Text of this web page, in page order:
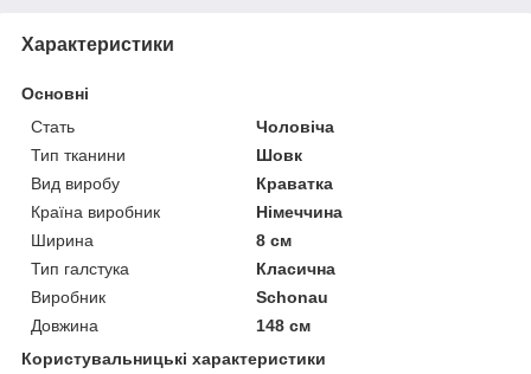
Характеристики
Основні
Стать
Чоловіча
Тип тканини
Шовк
Вид виробу
Краватка
Країна виробник
Німеччина
Ширина
8 см
Тип галстука
Класична
Виробник
Schonau
Довжина
148 см
Користувальницькі характеристики